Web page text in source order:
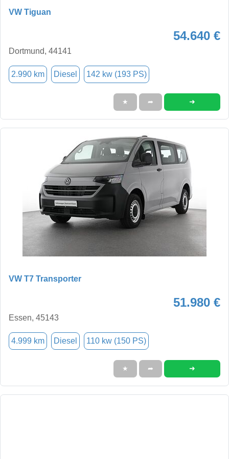
VW Tiguan
54.640 €
Dortmund, 44141
2.990 km Diesel 142 kw (193 PS)
★ ➦ ➜
VW T7 Transporter
51.980 €
Essen, 45143
4.999 km Diesel 110 kw (150 PS)
★ ➦ ➜